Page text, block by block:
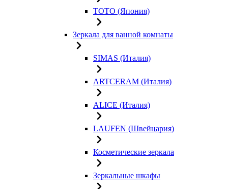
TOTO (Япония)
Зеркала для ванной комнаты
SIMAS (Италия)
ARTCERAM (Италия)
ALICE (Италия)
LAUFEN (Швейцария)
Косметические зеркала
Зеркальные шкафы